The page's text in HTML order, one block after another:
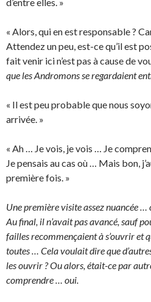
« Alors, qui en est responsable ?
Attendez un peu, est-ce qu’il est
fait venir ici n’est pas à cause de
que les Andromons se regardaient
« Il est peu probable que nous
arrivée. »
« Ah … Je vois, je vois … Je
Je pensais au cas où … Mais bon,
première fois. »
Une première visite assez nuancée
Au final, il n’avait pas avancé, sauf
failles recommençaient à s’ouvrir et
toutes … Cela voulait dire que
les ouvrir ? Ou alors, était-ce par
comprendre … oui.